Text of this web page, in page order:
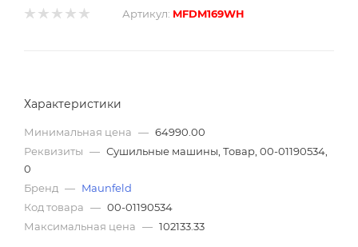
Артикул: MFDM169WH
Характеристики
Минимальная цена — 64990.00
Реквизиты — Сушильные машины, Товар, 00-01190534,
0
Бренд — Maunfeld
Код товара — 00-01190534
Максимальная цена — 102133.33